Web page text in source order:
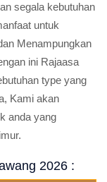
segala kebutuhan
untuk
Menampungkan
ini Rajaasa
type yang
Kami akan
anda yang
2026 :